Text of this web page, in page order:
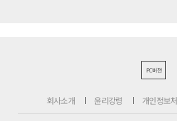
PC버전
회사소개 윤리강령 개인정보